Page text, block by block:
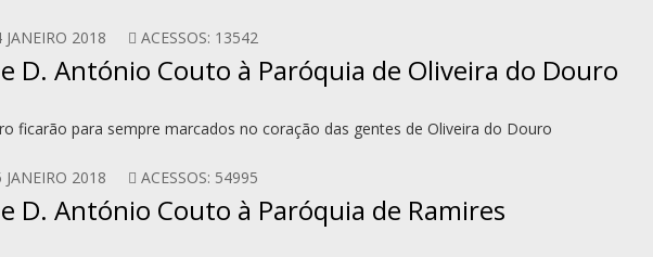
JANEIRO 2018 ACESSOS: 13542
D. António Couto à Paróquia de Oliveira do Douro
ficarão para sempre marcados no coração das gentes de Oliveira do Douro
JANEIRO 2018 ACESSOS: 54995
D. António Couto à Paróquia de Ramires